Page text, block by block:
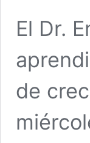
El Dr.
de